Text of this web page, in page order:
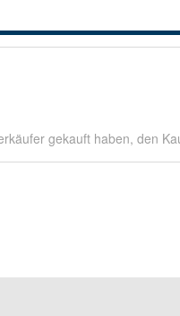
gekauft haben, den